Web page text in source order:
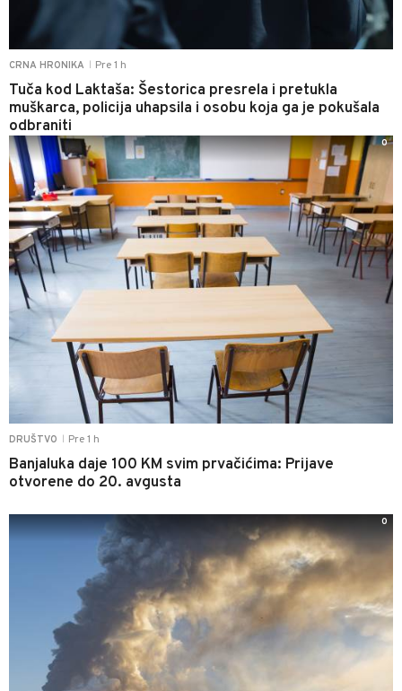
CRNA HRONIKA Pre 1 h
Tuča kod Laktaša: Šestorica presrela i pretukla
muškarca, policija uhapsila i osobu koja ga je pokušala
odbraniti
DRUŠTVO Pre 1 h
Banjaluka daje 100 KM svim prvačićima: Prijave
otvorene do 20. avgusta
0
0